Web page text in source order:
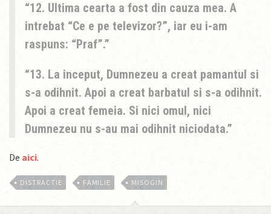
12. Ultima cearta a fost din cauza mea. A
intrebat “Ce e pe televizor?”, iar eu i-am
raspuns: “Praf”.
13. La inceput, Dumnezeu a creat pamantul si
s-a odihnit. Apoi a creat barbatul si s-a odihnit.
Apoi a creat femeia. Si nici omul, nici
Dumnezeu nu s-au mai odihnit niciodata.
De aici.
DISTRACTIE FAMILIE MISOGIN